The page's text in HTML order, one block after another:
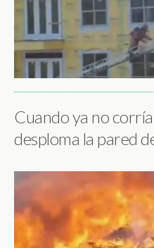
Cuando ya no
desploma la pared